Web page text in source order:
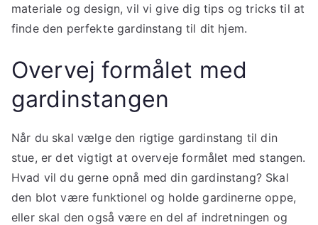
materiale og design, vil vi give dig tips og tricks til at
finde den perfekte gardinstang til dit hjem.
Overvej formålet med
gardinstangen
Når du skal vælge den rigtige gardinstang til din
stue, er det vigtigt at overveje formålet med stangen.
Hvad vil du gerne opnå med din gardinstang? Skal
den blot være funktionel og holde gardinerne oppe,
eller skal den også være en del af indretningen og